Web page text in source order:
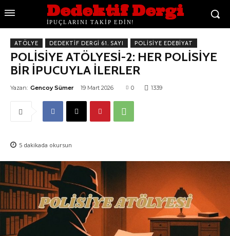
Dedektif Dergi
İPUÇLARINI TAKİP EDİN!
ATÖLYE DEDEKTIF DERGI 61. SAYI POLISIYE EDEBIYAT
POLİSİYE ATÖLYESİ-2: HER POLİSİYE
BİR İPUCUYLA İLERLER
Yazan: Gencoy Sümer 19 Mart 2026 0 1339
5 dakikada okursun